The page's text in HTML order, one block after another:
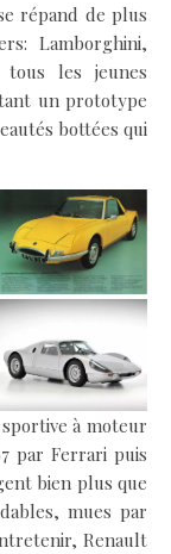
répand de plus
Lamborghini,
les jeunes
un prototype
bottées qui
à moteur
par Ferrari puis
bien plus que
mues par
Renault